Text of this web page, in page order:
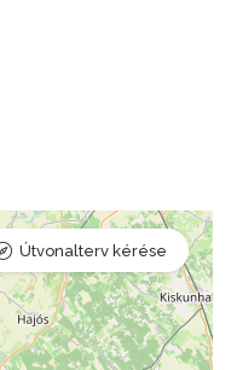
Útvonalterv kérése